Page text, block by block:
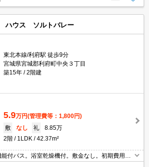
ハウス ソルトバレー
東北本線/利府駅 徒歩9分
宮城県宮城郡利府町中央３丁目
築15年
2階建
5.9万円(管理費等：1,800円)
敷
なし 礼
8.85万
2階
1LDK 42.37m²
付バス。浴室乾燥機付。敷金なし。初期費用・
TVインターホン付き。シャワー付き。温水洗浄